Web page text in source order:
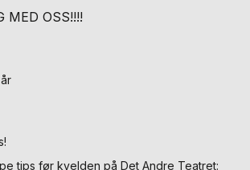
MED OSS!!!!
tips før kvelden på Det Andre Teatret: